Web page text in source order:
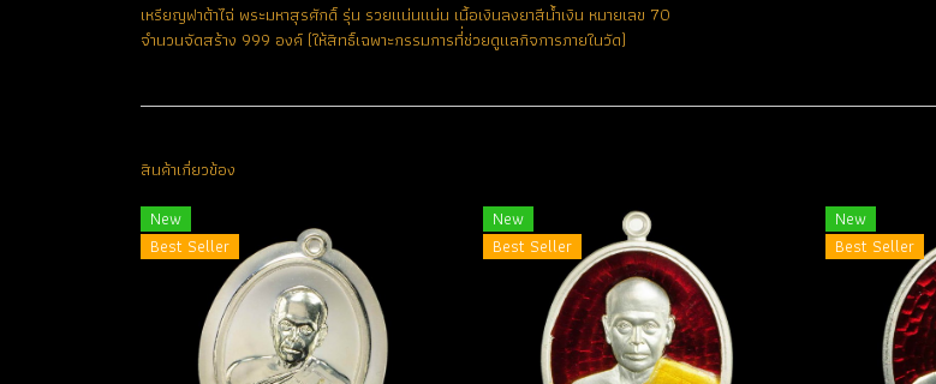
เหรียญฟาต้าไฉ่ พระมหาสุรศักดิ์ รุ่น รวยแน่นแน่น เนื้อเงินลงยาสีน้ำเงิน หมายเลข 70
จำนวนจัดสร้าง 999 องค์ (ให้สิทธิ์เฉพาะกรรมการที่่ช่วยดูแลกิจการภายในวัด)
สินค้าเกี่ยวข้อง
New
Best Seller
New
Best Seller
New
Best Seller